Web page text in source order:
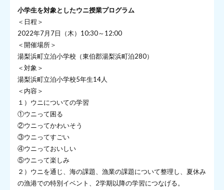
小学生を対象としたウニ授業プログラム
＜日程＞
2022年7月7日（木）10:30～12:00
＜開催場所＞
湯梨浜町立泊小学校（東伯郡湯梨浜町泊280）
＜対象＞
湯梨浜町立泊小学校5年生14人
＜内容＞
１）ウニについての学習
①ウニって困る
②ウニってかわいそう
③ウニってすごい
④ウニっておいしい
⑤ウニって楽しみ
２）ウニを通じ、海の課題、漁業の課題について整理し、夏休み
の漁港での特別イベント、2学期以降の学習につなげる。